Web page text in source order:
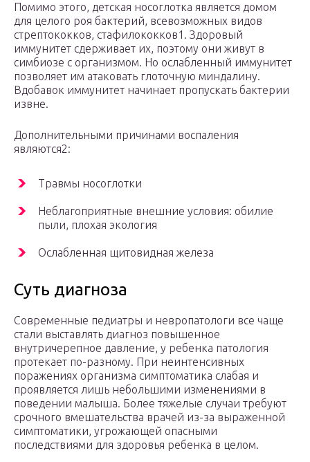
Помимо этого, детская носоглотка является домом
для целого роя бактерий, всевозможных видов
стрептококков, стафилококков1. Здоровый
иммунитет сдерживает их, поэтому они живут в
симбиозе с организмом. Но ослабленный иммунитет
позволяет им атаковать глоточную миндалину.
Вдобавок иммунитет начинает пропускать бактерии
извне.
Дополнительными причинами воспаления
являются2:
Травмы носоглотки
Неблагоприятные внешние условия: обилие
пыли, плохая экология
Ослабленная щитовидная железа
Суть диагноза
Современные педиатры и невропатологи все чаще
стали выставлять диагноз повышенное
внутричерепное давление, у ребенка патология
протекает по-разному. При неинтенсивных
поражениях организма симптоматика слабая и
проявляется лишь небольшими изменениями в
поведении малыша. Более тяжелые случаи требуют
срочного вмешательства врачей из-за выраженной
симптоматики, угрожающей опасными
последствиями для здоровья ребенка в целом.